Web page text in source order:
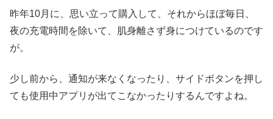
昨年10月に、思い立って購入して、それからほぼ毎日、
夜の充電時間を除いて、肌身離さず身につけているのです
が。
少し前から、通知が来なくなったり、サイドボタンを押し
ても使用中アプリが出てこなかったりするんですよね。